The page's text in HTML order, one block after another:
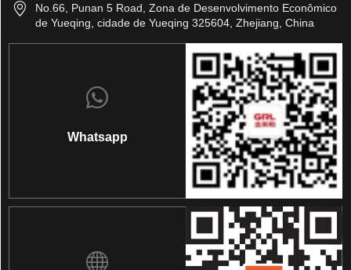
No.66, Punan 5 Road, Zona de Desenvolvimento Econômico
de Yueqing, cidade de Yueqing 325604, Zhejiang, China
Whatsapp